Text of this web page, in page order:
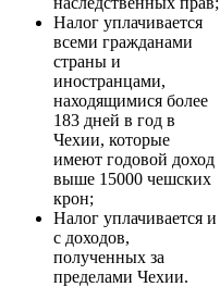
Налог уплачивается
всеми гражданами
страны и
иностранцами,
находящимися более
183 дней в год в
Чехии, которые
имеют годовой доход
выше 15000 чешских
крон;
Налог уплачивается и
с доходов,
полученных за
пределами Чехии.